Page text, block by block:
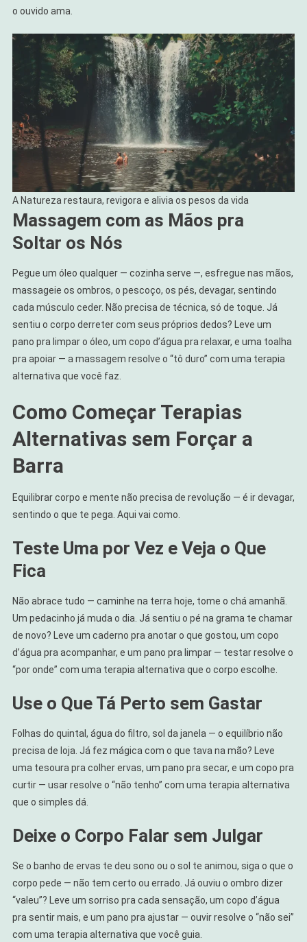
o ouvido ama.
A Natureza restaura, revigora e alivia os pesos da vida
Massagem com as Mãos pra
Soltar os Nós
Pegue um óleo qualquer — cozinha serve —, esfregue nas mãos,
massageie os ombros, o pescoço, os pés, devagar, sentindo
cada músculo ceder. Não precisa de técnica, só de toque. Já
sentiu o corpo derreter com seus próprios dedos? Leve um
pano pra limpar o óleo, um copo d’água pra relaxar, e uma toalha
pra apoiar — a massagem resolve o “tô duro” com uma terapia
alternativa que você faz.
Como Começar Terapias
Alternativas sem Forçar a
Barra
Equilibrar corpo e mente não precisa de revolução — é ir devagar,
sentindo o que te pega. Aqui vai como.
Teste Uma por Vez e Veja o Que
Fica
Não abrace tudo — caminhe na terra hoje, tome o chá amanhã.
Um pedacinho já muda o dia. Já sentiu o pé na grama te chamar
de novo? Leve um caderno pra anotar o que gostou, um copo
d’água pra acompanhar, e um pano pra limpar — testar resolve o
“por onde” com uma terapia alternativa que o corpo escolhe.
Use o Que Tá Perto sem Gastar
Folhas do quintal, água do filtro, sol da janela — o equilíbrio não
precisa de loja. Já fez mágica com o que tava na mão? Leve
uma tesoura pra colher ervas, um pano pra secar, e um copo pra
curtir — usar resolve o “não tenho” com uma terapia alternativa
que o simples dá.
Deixe o Corpo Falar sem Julgar
Se o banho de ervas te deu sono ou o sol te animou, siga o que o
corpo pede — não tem certo ou errado. Já ouviu o ombro dizer
“valeu”? Leve um sorriso pra cada sensação, um copo d’água
pra sentir mais, e um pano pra ajustar — ouvir resolve o “não sei”
com uma terapia alternativa que você guia.